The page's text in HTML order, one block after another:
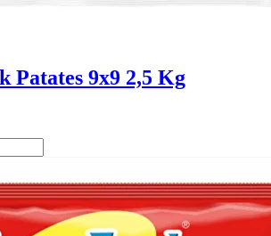
Patates 9x9 2,5 Kg